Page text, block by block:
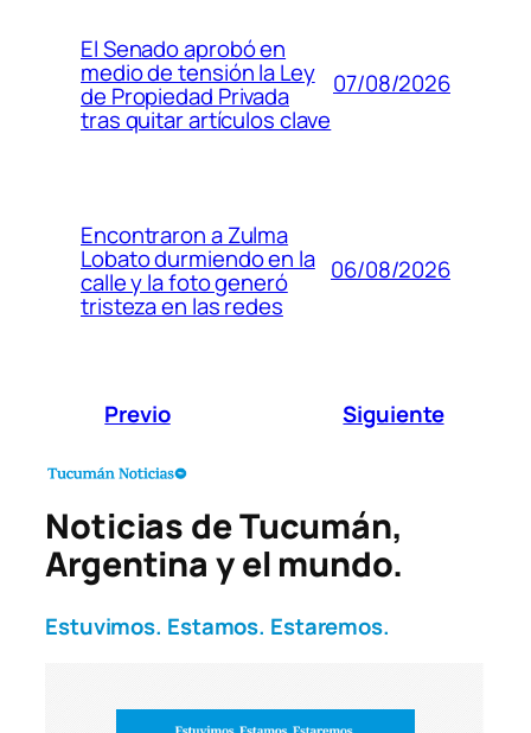
El Senado aprobó en
medio de tensión la Ley
de Propiedad Privada
tras quitar artículos clave
07/08/2026
Encontraron a Zulma
Lobato durmiendo en la
calle y la foto generó
tristeza en las redes
06/08/2026
Previo Siguiente
Noticias de Tucumán,
Argentina y el mundo.
Estuvimos. Estamos. Estaremos.